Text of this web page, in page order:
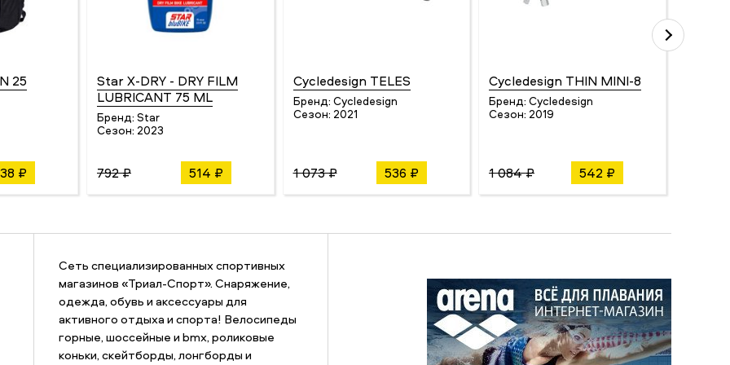
25
₽
Star X-DRY - DRY FILM
LUBRICANT 75 ML
Бренд: Star
Сезон: 2023
792 ₽ 514 ₽
Cycledesign TELES
Бренд: Cycledesign
Сезон: 2021
1 073 ₽ 536 ₽
Cycledesign THIN MINI-8
Бренд: Cycledesign
Сезон: 2019
1 084 ₽ 542 ₽
Сеть специализированных спортивных
магазинов «Триал-Спорт». Снаряжение,
одежда, обувь и аксессуары для
активного отдыха и спорта! Велосипеды
горные, шоссейные и bmx, роликовые
коньки, скейтборды, лонгборды и